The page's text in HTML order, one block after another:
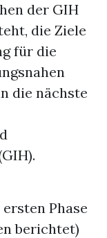
der GIH
die Ziele
für die
die nächste
Phase
berichtet)